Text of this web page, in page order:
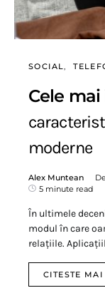
SOCIAL
Cele
moderne
Alex Muntean
5 minute read
În ultimele
modul în care
relațiile.
CITESTE